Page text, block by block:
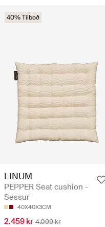
40% Tilboð
LINUM
PEPPER Seat cushion -
Sessur
40X40X3CM
2.459 kr 4.099 kr